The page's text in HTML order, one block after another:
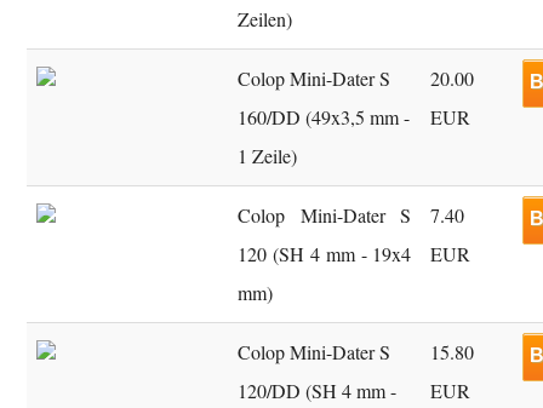
Zeilen)
Colop Mini-Dater S
160/DD (49x3,5 mm -
1 Zeile)
20.00
EUR
Colop Mini-Dater S
120 (SH 4 mm - 19x4
mm)
7.40
EUR
Colop Mini-Dater S
120/DD (SH 4 mm -
15.80
EUR